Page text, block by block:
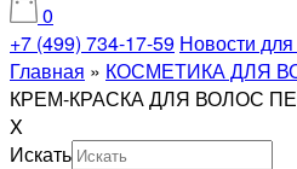
0
+7 (499) 734-17-59 Новости
Главная » КОСМЕТИКА ДЛЯ
КРЕМ-КРАСКА ДЛЯ ВОЛОС
X
Искать